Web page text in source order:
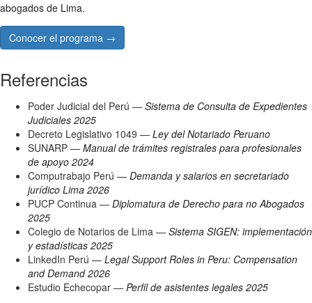
abogados de Lima.
Conocer el programa →
Referencias
Poder Judicial del Perú — Sistema de Consulta de Expedientes
Judiciales 2025
Decreto Legislativo 1049 — Ley del Notariado Peruano
SUNARP — Manual de trámites registrales para profesionales
de apoyo 2024
Computrabajo Perú — Demanda y salarios en secretariado
jurídico Lima 2026
PUCP Continua — Diplomatura de Derecho para no Abogados
2025
Colegio de Notarios de Lima — Sistema SIGEN: implementación
y estadísticas 2025
LinkedIn Perú — Legal Support Roles in Peru: Compensation
and Demand 2026
Estudio Echecopar — Perfil de asistentes legales 2025